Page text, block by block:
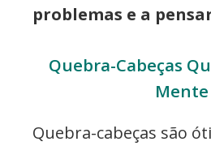
problemas e a
Quebra-Cabeças
Mente
Quebra-cabeças são